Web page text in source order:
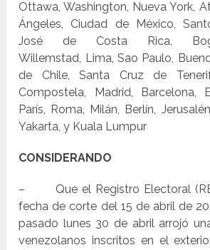
Ottawa, Washington, Nueva York,
Ángeles, Ciudad de México,
José de Costa Rica,
Willemstad, Lima, Sao Paulo,
de Chile, Santa Cruz de
Compostela, Madrid, Barcelona,
París, Roma, Milán, Berlín,
Yakarta, y Kuala Lumpur
CONSIDERANDO
– Que el Registro Electoral
fecha de corte del 15 de abril de
pasado lunes 30 de abril arrojó
venezolanos inscritos en el